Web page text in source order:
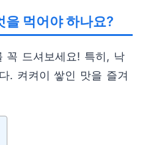
을 먹어야 하나요?
꼭 드셔보세요! 특히, 낙
. 켜켜이 쌓인 맛을 즐겨